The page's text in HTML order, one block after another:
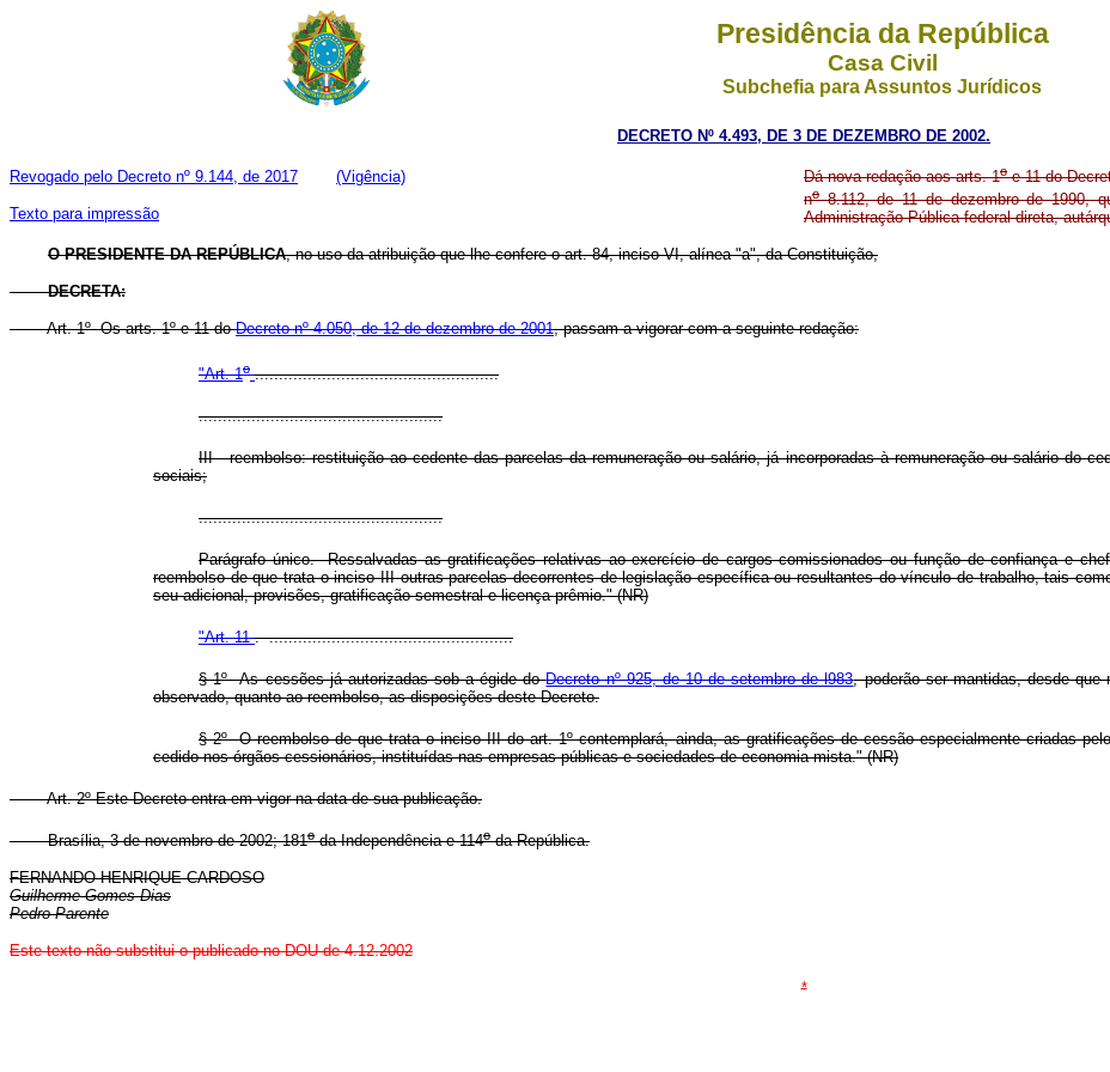
Presidência da República
Casa Civil
Subchefia para Assuntos Jurídicos
DECRETO Nº 4.493, DE 3 DE DEZEMBRO DE 2002.
Revogado pelo Decreto nº 9.144, de 2017 (Vigência)
Texto para impressão
Dá nova redação aos arts. 1oe 11 do
no8.112, de 11 de dezembro de 1990,
Administração Pública federal direta,
O PRESIDENTE DA REPÚBLICA, no uso da atribuição que lhe confere o art. 84, inciso VI, alínea "a", da Constituição,
DECRETA:
Art. 1º Os arts. 1º e 11 doDecreto nº 4.050, de 12 de dezembro de 2001, passam a vigorar com a seguinte redação:
"Art. 1o ...................................................
...................................................
III - reembolso: restituição ao cedente das parcelas da remuneração ou salário, já incorporadas à remuneração ou salário do
sociais;
...................................................
Parágrafo único. Ressalvadas as gratificações relativas ao exercício de cargos comissionados ou função de confiança e
reembolso de que trata o inciso III outras parcelas decorrentes de legislação específica ou resultantes do vínculo de trabalho, tais
seu adicional, provisões, gratificação semestral e licença prêmio." (NR)
"Art. 11. ...................................................
§ 1º As cessões já autorizadas sob a égide doDecreto nº 925, de 10 de setembro de l983, poderão ser mantidas, desde que
observado, quanto ao reembolso, as disposições deste Decreto.
§ 2º O reembolso de que trata o inciso III do art. 1º contemplará, ainda, as gratificações de cessão especialmente criadas
cedido nos órgãos cessionários, instituídas nas empresas públicas e sociedades de economia mista." (NR)
Art. 2º Este Decreto entra em vigor na data de sua publicação.
Brasília, 3 de novembro de 2002; 181oda Independência e 114oda República.
FERNANDO HENRIQUE CARDOSO
Guilherme Gomes Dias
Pedro Parente
Este texto não substitui o publicado no DOU de 4.12.2002
*